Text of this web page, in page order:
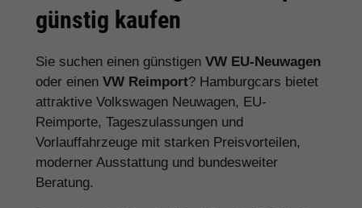
günstig kaufen
Sie suchen einen günstigen VW EU-Neuwagen
oder einen VW Reimport? Hamburgcars bietet
attraktive Volkswagen Neuwagen, EU-
Reimporte, Tageszulassungen und
Vorlauffahrzeuge mit starken Preisvorteilen,
moderner Ausstattung und bundesweiter
Beratung.